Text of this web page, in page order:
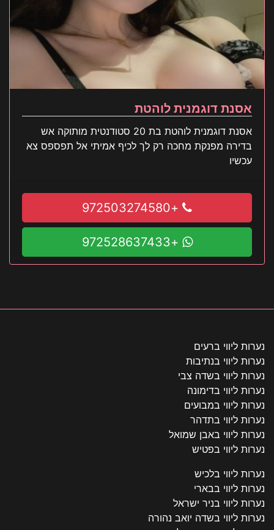
אסנת דוגמנית לוהטת
אסנת דוגמנית לוהטת בת 20 סטודנטית מותוקה אש
בדירה מפנקת מחכה רק לך לכיף אמיתי אל תפספס צא
עכשיו
+972503274580
+972528637433
נערות ליווי ברעים
נערות ליווי בנתיבות
נערות ליווי בשדה צבי
נערות ליווי בדימונה
נערות ליווי במבועים
נערות ליווי בתדהר
נערות ליווי באבן שמואל
נערות ליווי בפטיש
נערות ליווי בלכיש
נערות ליווי בבארי
נערות ליווי בניר ישראל
נערות ליווי בשדה יואב נהורה